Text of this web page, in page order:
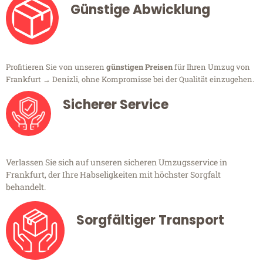
Günstige Abwicklung
Profitieren Sie von unseren günstigen Preisenfür Ihren Umzug von
Frankfurt → Denizli, ohne Kompromisse bei der Qualität einzugehen.
Sicherer Service
Verlassen Sie sich auf unseren sicheren Umzugsservice in
Frankfurt, der Ihre Habseligkeiten mit höchster Sorgfalt
behandelt.
Sorgfältiger Transport